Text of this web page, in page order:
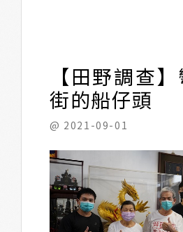
【田野調查
街的船仔頭
@ 2021-09-01